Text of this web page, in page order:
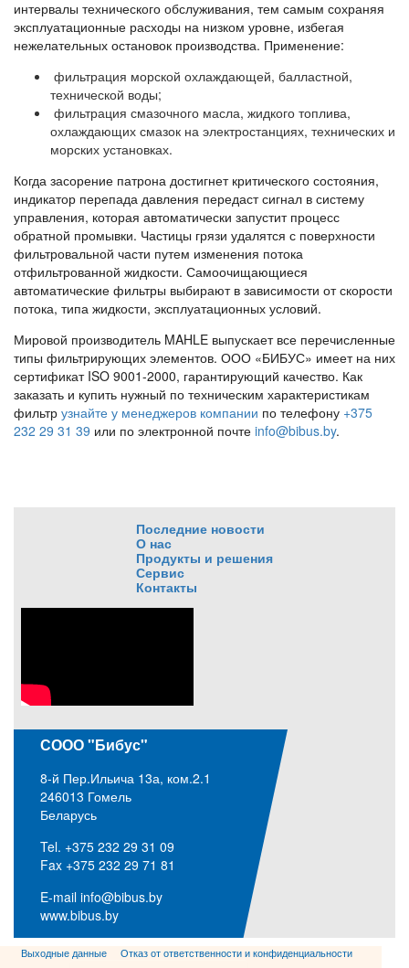
интервалы технического обслуживания, тем самым сохраняя
эксплуатационные расходы на низком уровне, избегая
нежелательных остановок производства. Применение:
фильтрация морской охлаждающей, балластной,
технической воды;
фильтрация смазочного масла, жидкого топлива,
охлаждающих смазок на электростанциях, технических и
морских установках.
Когда засорение патрона достигнет критического состояния,
индикатор перепада давления передаст сигнал в систему
управления, которая автоматически запустит процесс
обратной промывки. Частицы грязи удалятся с поверхности
фильтровальной части путем изменения потока
отфильтрованной жидкости. Самоочищающиеся
автоматические фильтры выбирают в зависимости от скорости
потока, типа жидкости, эксплуатационных условий.
Мировой производитель MAHLE выпускает все перечисленные
типы фильтрирующих элементов. ООО «БИБУС» имеет на них
сертификат ISO 9001-2000, гарантирующий качество. Как
заказать и купить нужный по техническим характеристикам
фильтр узнайте у менеджеров компании по телефону +375
232 29 31 39 или по электронной почте info@bibus.by.
СООО "Бибус"
8-й Пер.Ильича 13а, ком.2.1
246013 Гомель
Беларусь
Tel. +375 232 29 31 09
Fax +375 232 29 71 81
E-mail info@bibus.by
www.bibus.by
Последние новости
О нас
Продукты и решения
Сервис
Контакты
Выходные данные
Отказ от ответственности и конфиденциальности